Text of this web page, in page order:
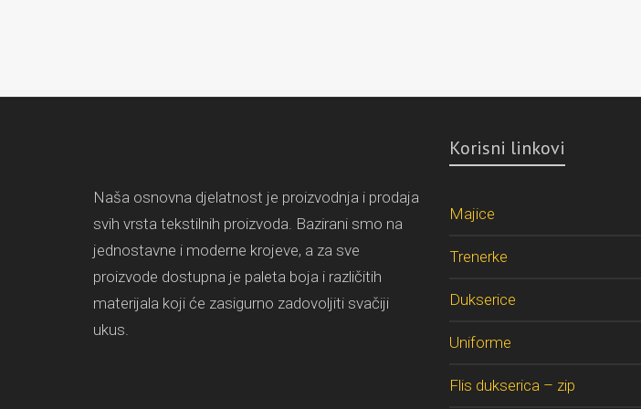
Naša osnovna djelatnost je proizvodnja i prodaja
svih vrsta tekstilnih proizvoda. Bazirani smo na
jednostavne i moderne krojeve, a za sve
proizvode dostupna je paleta boja i različitih
materijala koji će zasigurno zadovoljiti svačiji
ukus.
Korisni linkovi
Majice
Trenerke
Dukserice
Uniforme
Flis dukserica – zip